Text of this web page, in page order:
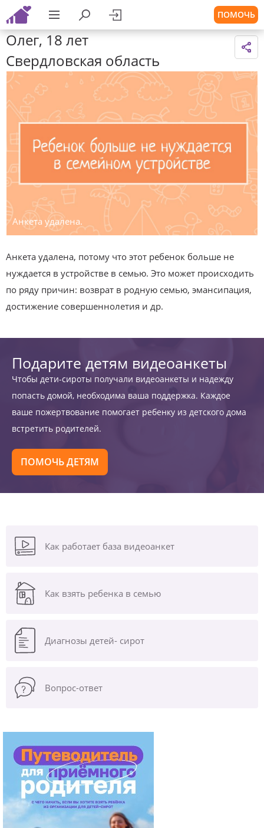
ПОМОЧЬ
Олег, 18 лет
Свердловская область
Анкета удалена.
Анкета удалена, потому что этот ребенок больше не
нуждается в устройстве в семью. Это может происходить
по ряду причин: возврат в родную семью, эмансипация,
достижение совершеннолетия и др.
Подарите детям видеоанкеты
Чтобы дети-сироты получали видеоанкеты и надежду
попасть домой, необходима ваша поддержка. Каждое
ваше пожертвование помогает ребенку из детского дома
встретить родителей.
ПОМОЧЬ ДЕТЯМ
Как работает база видеоанкет
Как взять ребенка в семью
Диагнозы детей- сирот
Вопрос-ответ